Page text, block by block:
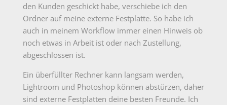
den Kunden geschickt habe, verschiebe ich den
Ordner auf meine externe Festplatte. So habe ich
auch in meinem Workflow immer einen Hinweis ob
noch etwas in Arbeit ist oder nach Zustellung,
abgeschlossen ist.
Ein überfüllter Rechner kann langsam werden,
Lightroom und Photoshop können abstürzen, daher
sind externe Festplatten deine besten Freunde. Ich